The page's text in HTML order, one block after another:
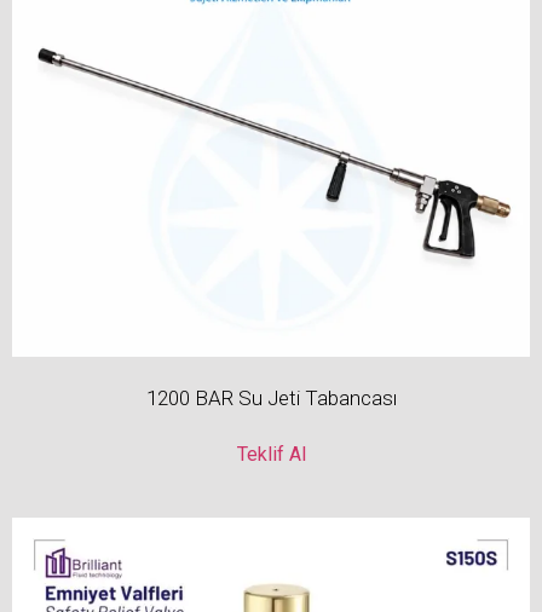
1200 BAR Su Jeti Tabancası
Teklif Al